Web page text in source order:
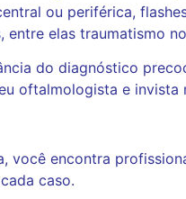
ou periférica,
elas traumatismo
do diagnóstico
oftalmologista e invista
você encontra
caso.